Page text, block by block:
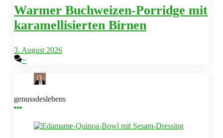
Warmer Buchweizen-Porridge mit
karamellisierten Birnen
3. August 2026
~
genussdeslebens